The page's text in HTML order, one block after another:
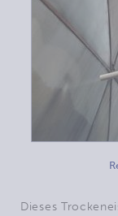
Dieses